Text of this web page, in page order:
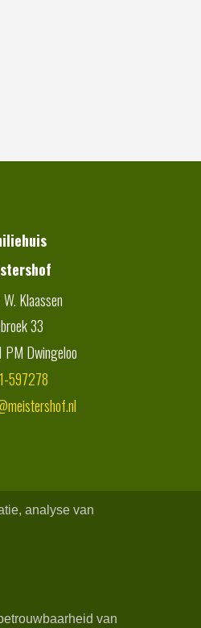
W. Klaassen
33
PM Dwingeloo
597278
analyse van
van